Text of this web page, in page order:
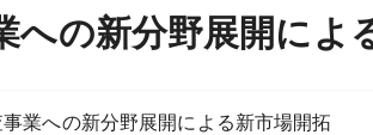
への新分野展開によ
業への新分野展開による新市場開拓